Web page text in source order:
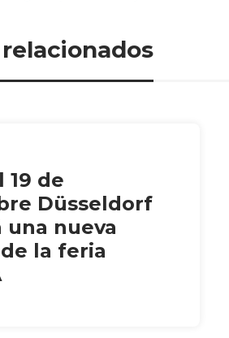
19 de
Düsseldorf
una nueva
la feria